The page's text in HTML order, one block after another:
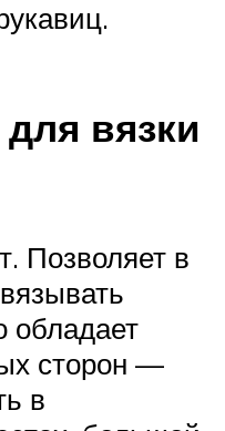
вязки
Позволяет в
обладает
сторон —
в